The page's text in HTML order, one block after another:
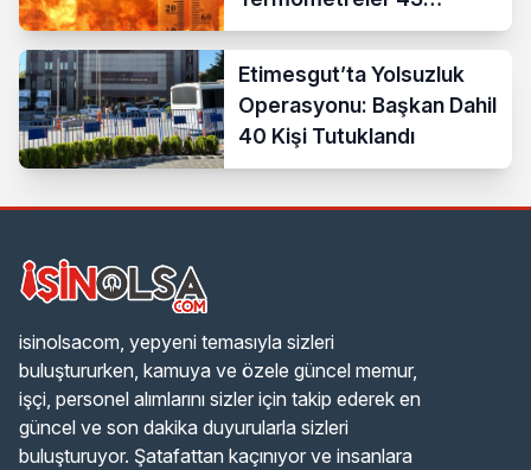
Dereceyi Gösterecek
Etimesgut’ta Yolsuzluk
Operasyonu: Başkan Dahil
40 Kişi Tutuklandı
isinolsacom, yepyeni temasıyla sizleri
buluştururken, kamuya ve özele güncel memur,
işçi, personel alımlarını sizler için takip ederek en
güncel ve son dakika duyurularla sizleri
buluşturuyor. Şatafattan kaçınıyor ve insanlara